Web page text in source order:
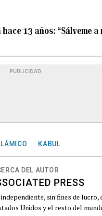
13 años: “Sálveme a
PUBLICIDAD
KABUL
DEL AUTOR
PRESS
sin fines de lucro,
Unidos y el resto del